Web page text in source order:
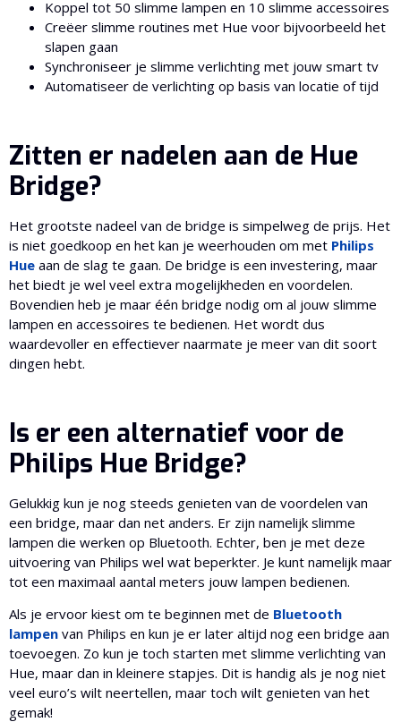
Koppel tot 50 slimme lampen en 10 slimme accessoires
Creëer slimme routines met Hue voor bijvoorbeeld het
slapen gaan
Synchroniseer je slimme verlichting met jouw smart tv
Automatiseer de verlichting op basis van locatie of tijd
Zitten er nadelen aan de Hue
Bridge?
Het grootste nadeel van de bridge is simpelweg de prijs. Het
is niet goedkoop en het kan je weerhouden om met Philips
Hue aan de slag te gaan. De bridge is een investering, maar
het biedt je wel veel extra mogelijkheden en voordelen.
Bovendien heb je maar één bridge nodig om al jouw slimme
lampen en accessoires te bedienen. Het wordt dus
waardevoller en effectiever naarmate je meer van dit soort
dingen hebt.
Is er een alternatief voor de
Philips Hue Bridge?
Gelukkig kun je nog steeds genieten van de voordelen van
een bridge, maar dan net anders. Er zijn namelijk slimme
lampen die werken op Bluetooth. Echter, ben je met deze
uitvoering van Philips wel wat beperkter. Je kunt namelijk maar
tot een maximaal aantal meters jouw lampen bedienen.
Als je ervoor kiest om te beginnen met de Bluetooth
lampen van Philips en kun je er later altijd nog een bridge aan
toevoegen. Zo kun je toch starten met slimme verlichting van
Hue, maar dan in kleinere stapjes. Dit is handig als je nog niet
veel euro’s wilt neertellen, maar toch wilt genieten van het
gemak!